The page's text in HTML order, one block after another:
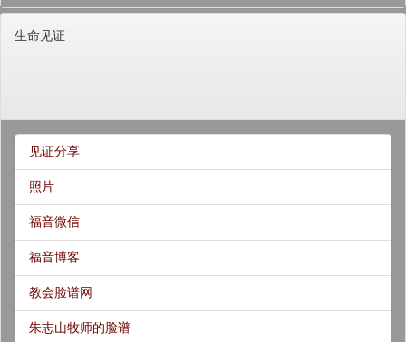
生命见证
见证分享
照片
福音微信
福音博客
教会脸谱网
朱志山牧师的脸谱